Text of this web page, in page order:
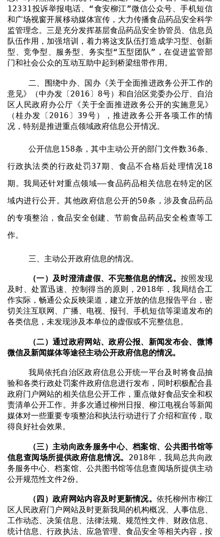
12331投诉举报电话、“食安柳江”微信公众号、手机短信
和广场视窗开展移动媒体宣传，大力传播食品药品安全科学
监管理念。三是充分发挥基层食品药品安全协管员、信息员
队伍作用，加强培训，着力将这支队伍打造成学习型、创新
型、竞争型、服务型、务实型“五型团队”，在促进监管部
门和社会公众的互动互助中起到桥梁纽带作用。
二、围绕中办、国办《关于全面推进政务公开工作的
意见》（中办发〔2016〕 8号）和自治区党委办公厅、自治
区人民政府办公厅《关于全面推进政务公开的实施意见》
（桂办发〔 2016 〕 39号），推进政务公开各项工作的情
况，特别是推进重点领域政府信息公开情况。
公开信息 158条，其中主动公开的部门文件数36条、
行政执法类的行政处罚37期、食品不合格后处理情况18
期。我局还针对重点领域——食品药品相关信息在特定的区
域内进行公开。其他政府信息公开的50条，涉及食品药品
的专项整治，食品安全创建、节前食品药品安全检查等工
作。
三、主动公开政府信息的情况。
（一）及时澄清虚假、不完整信息的情况。按照发现
及时、处置迅速、控制得当的原则， 2018年，我局结合工
作实际，畅通公众反映渠道，建立开放的信息报告平台，密
切关注互联网、广播、电视、报刊、手机短信等渠道发布的
各类信息，未发现涉及本单位的虚假或不完整信息。
（二）通过政府网站、政府公报、新闻发布会、微博
微信及新闻媒体等途径主动公开政府信息的情况。
我局依托自治区政府信息公开统一平台及时将食品抽
验和各类行政处罚案件政府信息进行发布，同时积极配合县
政府门户网站的相关信息公开工作，重点做好食品安全和权
责清单公开工作。并多次通过柳州日报、柳江电视台等新闻
媒体对一些重要专项整治和执法行动进行了介绍和宣传，取
得良好社会效果。
（三）主动向政务服务中心、档案馆、公共图书馆等
信息查阅场所提供政府信息情况。 2018年，我局总共向政
务服务中心、档案馆、公共图书馆等信息查阅场所提供主动
公开规范性文件2份。
（四）政府网站内容及时更新情况。依托柳州市柳江
区人民政府门户网站及时更新我局的机构概况、人事信息、
工作动态、决策信息、法律法规、规范性文件、财政信息、
统计信息、行政执法、应急管理、食品安全等相关内容，按